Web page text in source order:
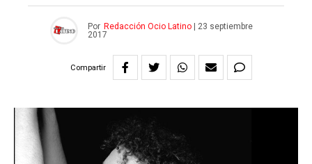
Por Redacción Ocio Latino
23 septiembre
2017
Compartir